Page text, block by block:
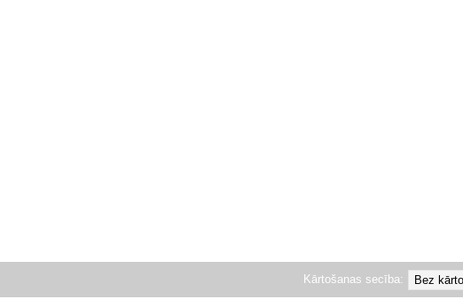
Kārtošanas secība: